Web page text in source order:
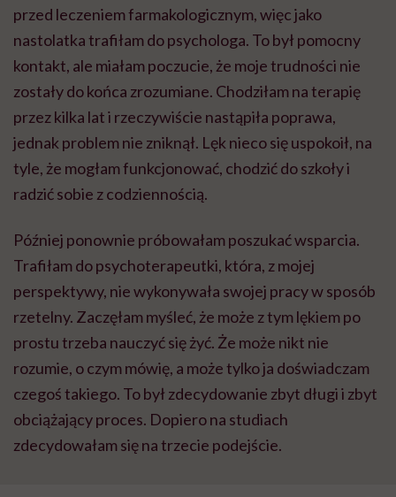
przed leczeniem farmakologicznym, więc jako
nastolatka trafiłam do psychologa. To był pomocny
kontakt, ale miałam poczucie, że moje trudności nie
zostały do końca zrozumiane. Chodziłam na terapię
przez kilka lat i rzeczywiście nastąpiła poprawa,
jednak problem nie zniknął. Lęk nieco się uspokoił, na
tyle, że mogłam funkcjonować, chodzić do szkoły i
radzić sobie z codziennością.
Później ponownie próbowałam poszukać wsparcia.
Trafiłam do psychoterapeutki, która, z mojej
perspektywy, nie wykonywała swojej pracy w sposób
rzetelny. Zaczęłam myśleć, że może z tym lękiem po
prostu trzeba nauczyć się żyć. Że może nikt nie
rozumie, o czym mówię, a może tylko ja doświadczam
czegoś takiego. To był zdecydowanie zbyt długi i zbyt
obciążający proces. Dopiero na studiach
zdecydowałam się na trzecie podejście.